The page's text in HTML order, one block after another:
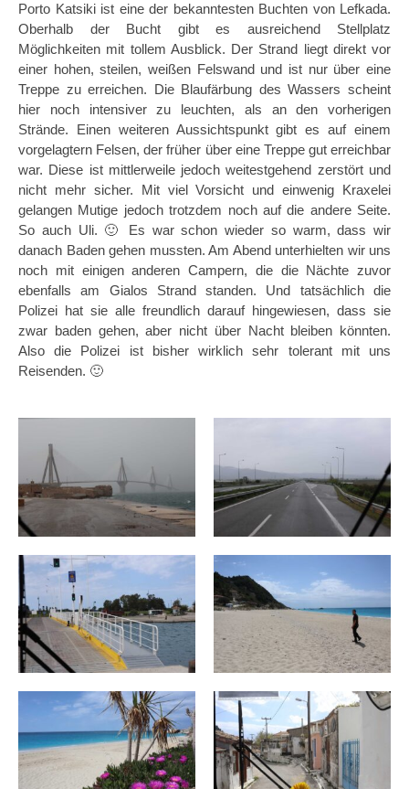
Porto Katsiki ist eine der bekanntesten Buchten von Lefkada.
Oberhalb der Bucht gibt es ausreichend Stellplatz
Möglichkeiten mit tollem Ausblick. Der Strand liegt direkt vor
einer hohen, steilen, weißen Felswand und ist nur über eine
Treppe zu erreichen. Die Blaufärbung des Wassers scheint
hier noch intensiver zu leuchten, als an den vorherigen
Strände. Einen weiteren Aussichtspunkt gibt es auf einem
vorgelagtern Felsen, der früher über eine Treppe gut erreichbar
war. Diese ist mittlerweile jedoch weitestgehend zerstört und
nicht mehr sicher. Mit viel Vorsicht und einwenig Kraxelei
gelangen Mutige jedoch trotzdem noch auf die andere Seite.
So auch Uli. 🙂 Es war schon wieder so warm, dass wir
danach Baden gehen mussten. Am Abend unterhielten wir uns
noch mit einigen anderen Campern, die die Nächte zuvor
ebenfalls am Gialos Strand standen. Und tatsächlich die
Polizei hat sie alle freundlich darauf hingewiesen, dass sie
zwar baden gehen, aber nicht über Nacht bleiben könnten.
Also die Polizei ist bisher wirklich sehr tolerant mit uns
Reisenden. 🙂